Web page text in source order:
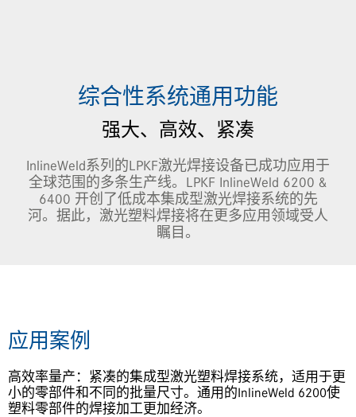
LPKF North America综合性系统通用功能
强大、高效、紧凑
InlineWeld系列的LPKF激光焊接设备已成功应用于
全球范围的多条生产线。LPKF InlineWeld 6200 &
6400 开创了低成本集成型激光焊接系统的先
河。据此，激光塑料焊接将在更多应用领域受人
瞩目。
应用案例
高效率量产：紧凑的集成型激光塑料焊接系统，适用于更
小的零部件和不同的批量尺寸。通用的InlineWeld 6200使
塑料零部件的焊接加工更加经济。